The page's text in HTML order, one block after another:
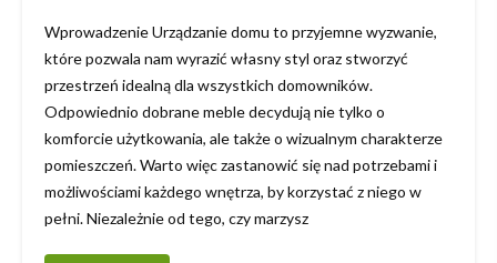
Wprowadzenie Urządzanie domu to przyjemne wyzwanie,
które pozwala nam wyrazić własny styl oraz stworzyć
przestrzeń idealną dla wszystkich domowników.
Odpowiednio dobrane meble decydują nie tylko o
komforcie użytkowania, ale także o wizualnym charakterze
pomieszczeń. Warto więc zastanowić się nad potrzebami i
możliwościami każdego wnętrza, by korzystać z niego w
pełni. Niezależnie od tego, czy marzysz